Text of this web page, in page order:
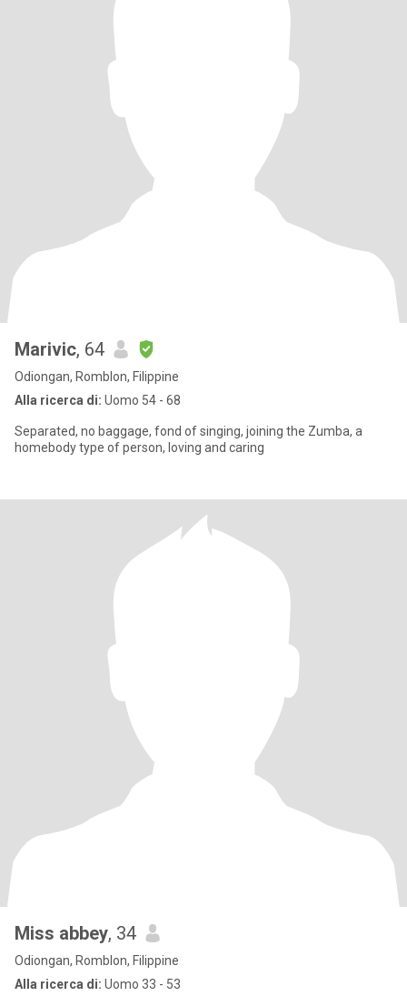
Marivic, 64
Odiongan, Romblon, Filippine
Alla ricerca di: Uomo 54 - 68
Separated, no baggage, fond of singing, joining the Zumba, a
homebody type of person, loving and caring
Miss abbey, 34
Odiongan, Romblon, Filippine
Alla ricerca di: Uomo 33 - 53